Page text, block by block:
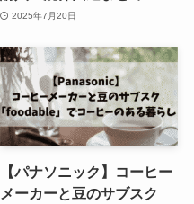
2025年7月20日
【パナソニック】コーヒー
メーカーと豆のサブスク